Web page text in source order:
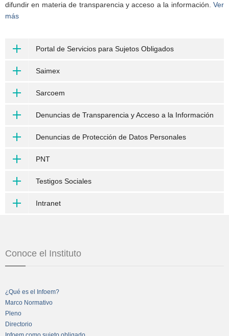
difundir en materia de transparencia y acceso a la información. Ver
más
Portal de Servicios para Sujetos Obligados
Saimex
Sarcoem
Denuncias de Transparencia y Acceso a la Información
Denuncias de Protección de Datos Personales
PNT
Testigos Sociales
Intranet
Conoce el Instituto
¿Qué es el Infoem?
Marco Normativo
Pleno
Directorio